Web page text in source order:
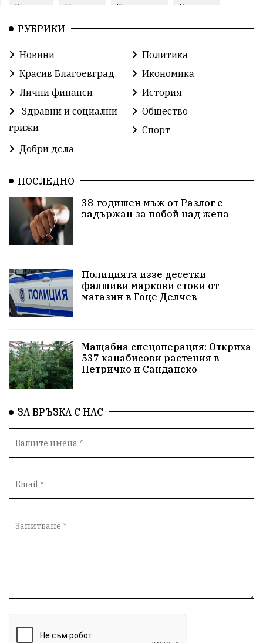
Ремонт Пожари Традиции Култура
Илияна Йотова
Бойко Борисов Методи Байкушев
Прокуратура
Избори Икономика побой алкохол
Общински съвет
Красива България АМ Струма Белица
РСПБЗН Красивите медии
досъдебно производство Добро дело
Благотворителност Апостол Апостолов
домашно насилие Пътна безопасност ГДБОП
Проверки здравеопазване Росен Желязков
БАБХ Фестивал Андрей Гюров
Инфраструктура Протести инциденти
Дупница
Бюджет 2026 Нападение Изложба
Обществени Поръчки марихуана
РУБРИКИ
Новини
Политика
Красив Благоевград
Икономика
Лични финанси
История
Здравни и социални
грижи
Общество
Спорт
Добри дела
ПОСЛЕДНО
38-годишен мъж от Разлог е
задържан за побой над жена
Полицията иззе десетки
фалшиви маркови стоки от
магазин в Гоце Делчев
Мащабна спецоперация: Откриха
537 канабисови растения в
Петричко и Санданско
ЗА ВРЪЗКА С НАС